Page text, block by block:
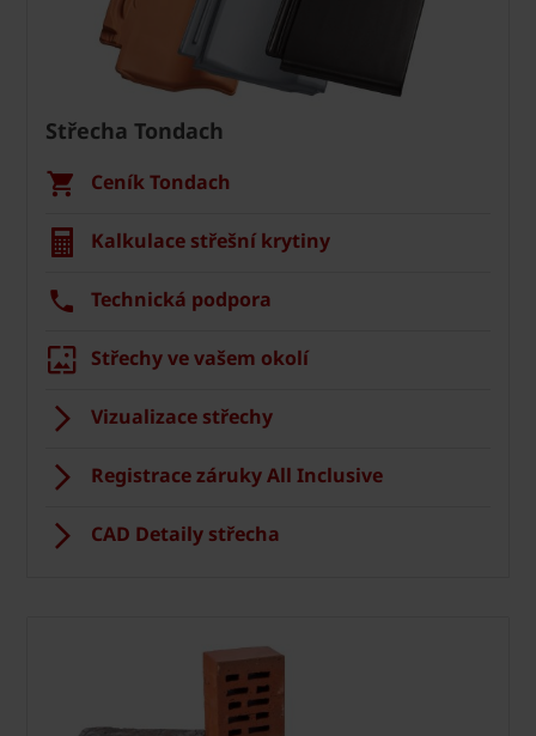
Střecha Tondach
Ceník Tondach
Kalkulace střešní krytiny
Technická podpora
Střechy ve vašem okolí
Vizualizace střechy
Registrace záruky All Inclusive
CAD Detaily střecha